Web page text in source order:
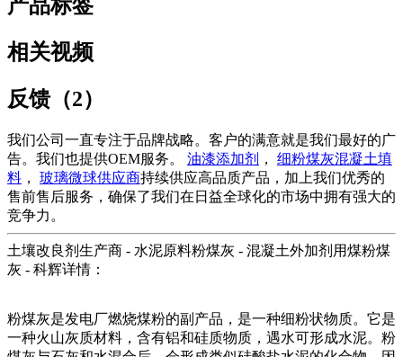
产品标签
相关视频
反馈（2）
我们公司一直专注于品牌战略。客户的满意就是我们最好的广
告。我们也提供OEM服务。 油漆添加剂 ， 细粉煤灰混凝土填
料 ， 玻璃微球供应商持续供应高品质产品，加上我们优秀的
售前售后服务，确保了我们在日益全球化的市场中拥有强大的
竞争力。
土壤改良剂生产商 - 水泥原料粉煤灰 - 混凝土外加剂用煤粉煤
灰 - 科辉详情：
粉煤灰是发电厂燃烧煤粉的副产品，是一种细粉状物质。它是
一种火山灰质材料，含有铝和硅质物质，遇水可形成水泥。粉